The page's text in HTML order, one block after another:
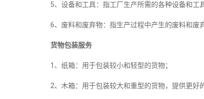
5、设备和工具：指工厂生产所需的各种设备和工
6、废料和废弃物：指生产过程中产生的废料和废
货物包装服务
1、纸箱：用于包装较小和轻型的货物；
2、木箱：用于包装较大和重型的货物，提供更好